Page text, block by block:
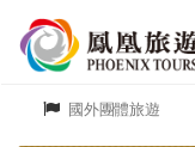
國外團體旅遊
旅
close